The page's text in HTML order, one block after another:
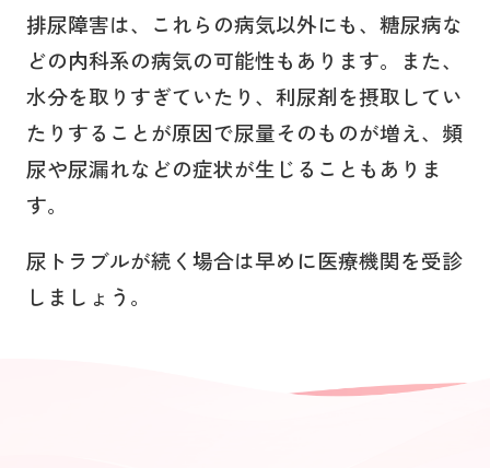
排尿障害は、これらの病気以外にも、糖尿病な
どの内科系の病気の可能性もあります。また、
水分を取りすぎていたり、利尿剤を摂取してい
たりすることが原因で尿量そのものが増え、頻
尿や尿漏れなどの症状が生じることもありま
す。
尿トラブルが続く場合は早めに医療機関を受診
しましょう。